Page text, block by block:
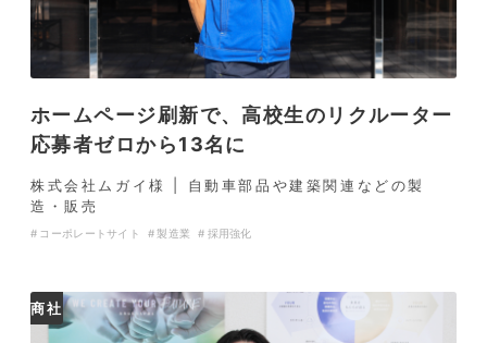
ホームページ刷新で、高校生のリクルーター
応募者ゼロから13名に
株式会社ムガイ様 | 自動車部品や建築関連などの製
造・販売
コーポレートサイト 製造業 採用強化
商社